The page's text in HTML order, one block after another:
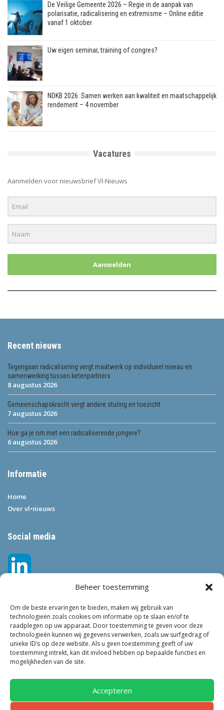
Beheer toestemming
Om de beste ervaringen te bieden, maken wij gebruik van
technologieën zoals cookies om informatie op te slaan en/of te
raadplegen op uw apparaat. Door toestemming te geven voor deze
technologieën kunnen wij gegevens verwerken, zoals uw surfgedrag of
unieke ID’s op deze website. Als u geen toestemming geeft of uw
toestemming intrekt, kan dit invloed hebben op bepaalde functies en
mogelijkheden van de site.
Accepteren
De Veilige Gemeente 2026 – Regie in de aanpak van
polarisatie, radicalisering en extremisme – Online editie
vanaf 1 oktober
Uw eigen seminar, training of congres?
NDKB 2026: Samen werken aan kwaliteit en maatschappelijk
rendement – 4 november
Vacatures
Aanmelden voor nieuwsbrief Vl-Nieuws
Aanmelden
Recent nieuws
Tegengaan radicalisering vergt maatwerk op individueel niveau en
samenwerking tussen ketenpartners
8 augustus 2026
Gemeenschapskracht vergt andere sturing en toezicht
7 augustus 2026
Hoe ga je om met een radicaliserende jongere?
6 augustus 2026
Informatie
Home
Over vl•nieuws
Social media
Tags
VEILIGHEID LEEFBAARHEID
OM KINDEREN
ONDERMIJNING